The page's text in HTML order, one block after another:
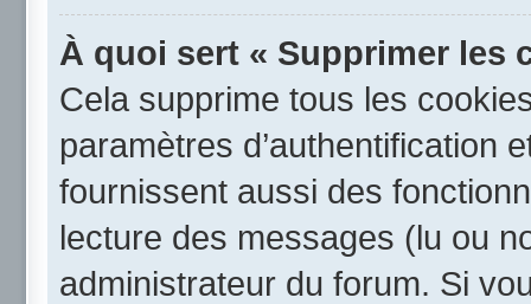
À quoi sert « Supprimer les
Cela supprime tous les
paramètres d’authentification
fournissent aussi des
lecture des messages (lu ou
administrateur du forum. Si